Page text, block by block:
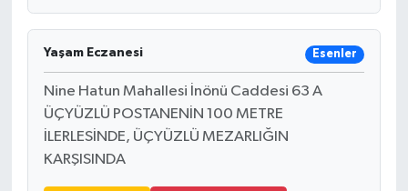
Yaşam Eczanesi Esenler
Nine Hatun Mahallesi İnönü Caddesi 63 A
ÜÇYÜZLÜ POSTANENİN 100 METRE
İLERLESİNDE, ÜÇYÜZLÜ MEZARLIĞIN
KARŞISINDA